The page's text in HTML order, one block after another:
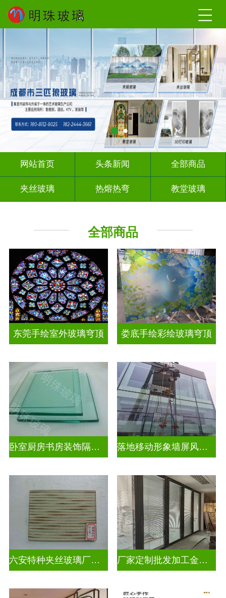
网站首页 头条新闻 全部商品
夹丝玻璃 热熔热弯 教堂玻璃
其它玻璃
全部商品
东莞手绘室外玻璃穹顶 娄底手绘彩绘玻璃穹顶
卧室厨房书房装饰隔断屏风 落地移动形象墙屏风隔断
六安特种夹丝玻璃厂家电话 厂家定制批发加工金属丝夹丝玻璃